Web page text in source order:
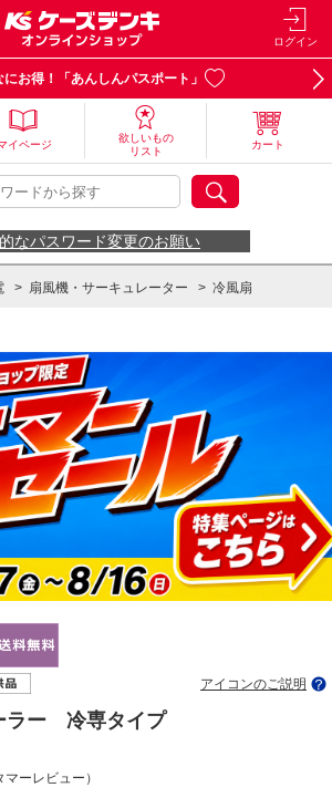
ログイン
にお得！「あんしんパスポート」
イページ
欲しいもの
リスト
カート
なパスワード変更のお願い
> 扇風機・サーキュレーター > 冷風扇
アイコンのご説明
ラー 冷専タイプ
マーレビュー）